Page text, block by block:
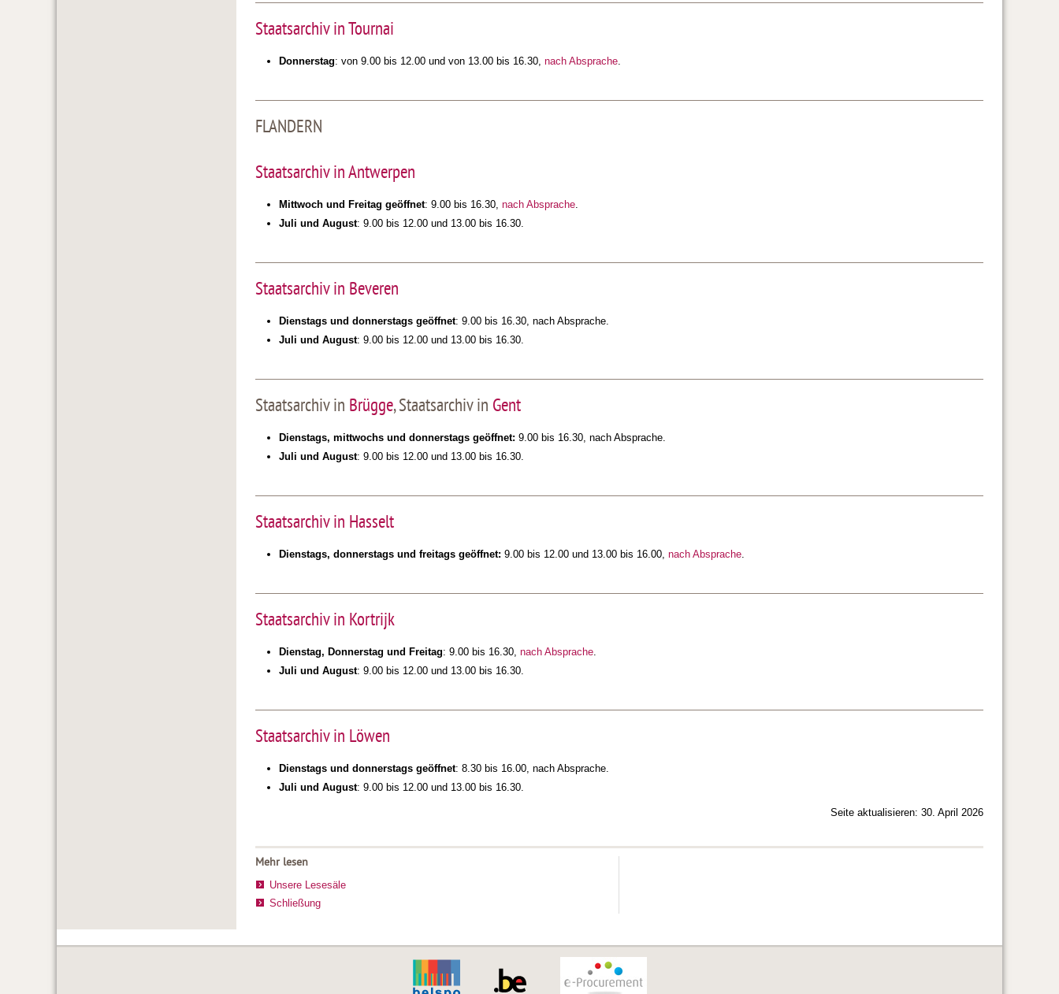
Staatsarchiv in Tournai
Donnerstag: von 9.00 bis 12.00 und von 13.00 bis 16.30, nach Absprache.
FLANDERN
Staatsarchiv in Antwerpen
Mittwoch und Freitag geöffnet: 9.00 bis 16.30, nach Absprache.
Juli und August: 9.00 bis 12.00 und 13.00 bis 16.30.
Staatsarchiv in Beveren
Dienstags und donnerstags geöffnet: 9.00 bis 16.30, nach Absprache.
Juli und August: 9.00 bis 12.00 und 13.00 bis 16.30.
Staatsarchiv in Brügge, Staatsarchiv in Gent
Dienstags, mittwochs und donnerstags geöffnet: 9.00 bis 16.30, nach Absprache.
Juli und August: 9.00 bis 12.00 und 13.00 bis 16.30.
Staatsarchiv in Hasselt
Dienstags, donnerstags und freitags geöffnet: 9.00 bis 12.00 und 13.00 bis 16.00, nach Absprache.
Staatsarchiv in Kortrijk
Dienstag, Donnerstag und Freitag: 9.00 bis 16.30, nach Absprache.
Juli und August: 9.00 bis 12.00 und 13.00 bis 16.30.
Staatsarchiv in Löwen
Dienstags und donnerstags geöffnet: 8.30 bis 16.00, nach Absprache.
Juli und August: 9.00 bis 12.00 und 13.00 bis 16.30.
Seite aktualisieren: 30. April 2026
Mehr lesen
Unsere Lesesäle
Schließung